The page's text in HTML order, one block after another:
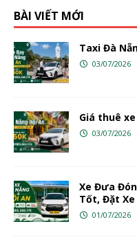
BÀI VIẾT MỚI
Taxi Đà
03/07/2026
Giá thuê
03/07/2026
Xe Đưa
Tốt, Đặt Xe
01/07/2026